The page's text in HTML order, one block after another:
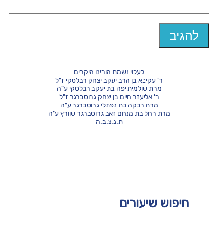
חיפוש שיעורים
לעלוי נשמת הורינו היקרים
ר' עקיבא בן הרב יעקב יצחק רבלסקי ז"ל
מרת שולמית יפה בת יעקב רבלסקי ע"ה
ר' אליעזר חיים בן יצחק גרוסברגר ז"ל
מרת רבקה בת נפתלי גרוסברגר ע"ה
מרת רחל בת מנחם זאב גרוסברגר שוורץ ע"ה
ת.נ.צ.ב.ה